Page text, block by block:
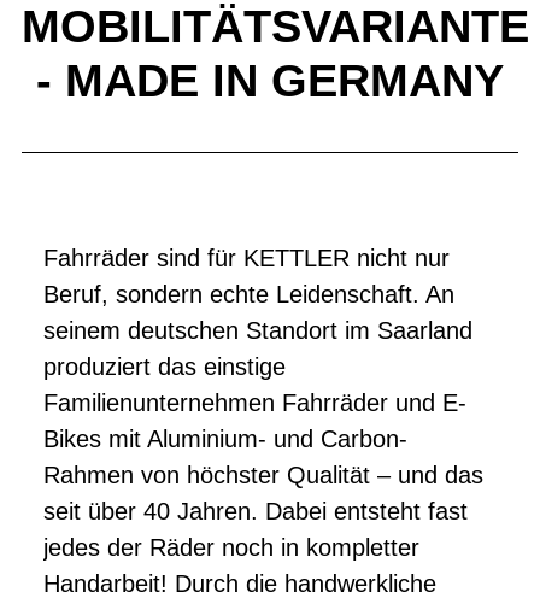
MOBILITÄTSVARIANTE
- MADE IN GERMANY
Fahrräder sind für KETTLER nicht nur
Beruf, sondern echte Leidenschaft. An
seinem deutschen Standort im Saarland
produziert das einstige
Familienunternehmen Fahrräder und E-
Bikes mit Aluminium- und Carbon-
Rahmen von höchster Qualität – und das
seit über 40 Jahren. Dabei entsteht fast
jedes der Räder noch in kompletter
Handarbeit! Durch die handwerkliche